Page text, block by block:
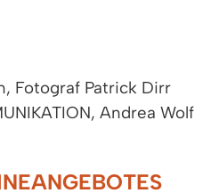
Fotograf Patrick Dirr
Andrea Wolf